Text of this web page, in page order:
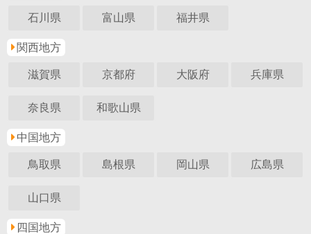
石川県 富山県 福井県
関西地方
滋賀県 京都府 大阪府 兵庫県
奈良県 和歌山県
中国地方
鳥取県 島根県 岡山県 広島県
山口県
四国地方